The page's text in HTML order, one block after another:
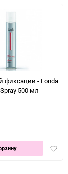
фиксации - Londa
500 мл